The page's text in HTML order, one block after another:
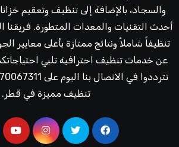
والسجاد، بالإضافة إلى تنظيف وتعقيم
أحدث التقنيات والمعدات المتطورة.
تنظيفاً شاملاً ونتائج ممتازة بأعلى معايير
عن خدمات تنظيف احترافية تلبي
تنظيف مميزة في قطر.